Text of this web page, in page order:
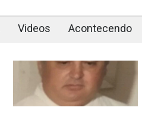
Videos Acontecendo